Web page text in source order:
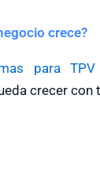
crece?
para TPV
crecer con